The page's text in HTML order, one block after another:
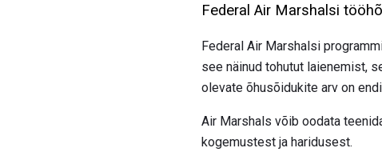
Federal Air Marshalsi
Federal Air Marshalsi
see näinud tohutut laienemist,
olevate õhusõidukite arv on
Air Marshals võib oodata
kogemustest ja haridusest.